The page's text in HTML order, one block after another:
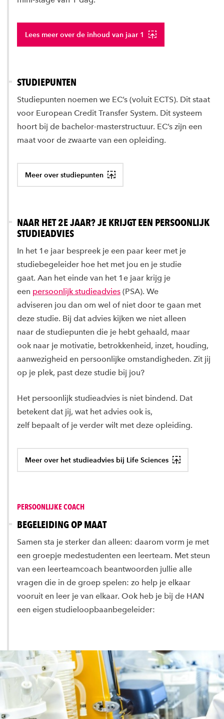
Lees meer over de inhoud van jaar 1
STUDIEPUNTEN
Studiepunten noemen we EC’s (voluit ECTS). Dit staat
voor European Credit Transfer System. Dit systeem
hoort bij de bachelor-masterstructuur. EC’s zijn een
maat voor de zwaarte van een opleiding.
Meer over studiepunten
NAAR HET 2E JAAR? JE KRIJGT EEN PERSOONLIJK
STUDIEADVIES
In het 1e jaar bespreek je een paar keer met je
studiebegeleider hoe het met jou en je studie
gaat. Aan het einde van het 1e jaar krijg je
een persoonlijk studieadvies (PSA). We
adviseren jou dan om wel of niet door te gaan met
deze studie. Bij dat advies kijken we niet alleen
naar de studiepunten die je hebt gehaald, maar
ook naar je motivatie, betrokkenheid, inzet, houding,
aanwezigheid en persoonlijke omstandigheden. Zit jij
op je plek, past deze studie bij jou?
Het persoonlijk studieadvies is niet bindend. Dat
betekent dat jij, wat het advies ook is,
zelf bepaalt of je verder wilt met deze opleiding.
Meer over het studieadvies bij Life Sciences
PERSOONLIJKE COACH
BEGELEIDING OP MAAT
Samen sta je sterker dan alleen: daarom vorm je met
een groepje medestudenten een leerteam. Met steun
van een leerteamcoach beantwoorden jullie alle
vragen die in de groep spelen: zo help je elkaar
vooruit en leer je van elkaar. Ook heb je bij de HAN
een eigen studieloopbaanbegeleider: